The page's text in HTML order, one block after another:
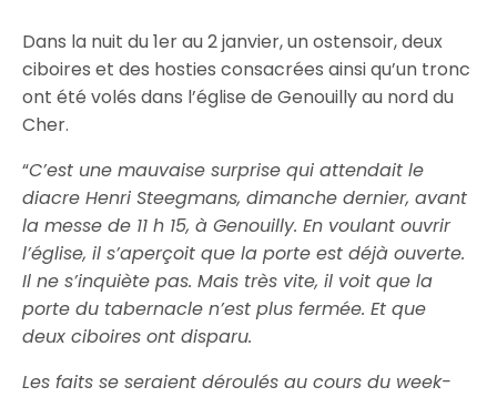
Dans la nuit du 1er au 2 janvier, un ostensoir, deux
ciboires et des hosties consacrées ainsi qu’un tronc
ont été volés dans l’église de Genouilly au nord du
Cher.
“C’est une mauvaise surprise qui attendait le
diacre Henri Steegmans, dimanche dernier, avant
la messe de 11 h 15, à Genouilly. En voulant ouvrir
l’église, il s’aperçoit que la porte est déjà ouverte.
Il ne s’inquiète pas. Mais très vite, il voit que la
porte du tabernacle n’est plus fermée. Et que
deux ciboires ont disparu.
Les faits se seraient déroulés au cours du week-